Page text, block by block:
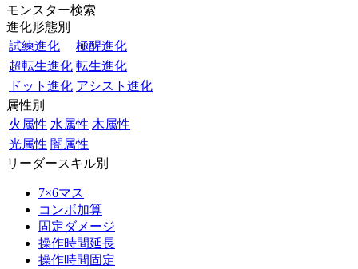
モンスター検索
進化形態別
試練進化
極醒進化
超転生進化 転生進化
ドット進化 アシスト進化
属性別
火属性 水属性 木属性
光属性 闇属性
リーダースキル別
7×6マス
コンボ加算
固定ダメージ
操作時間延長
操作時間固定